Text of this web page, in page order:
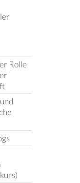
Rolle